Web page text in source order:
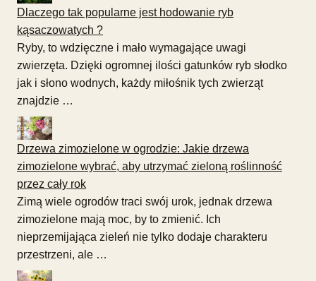
Dlaczego tak popularne jest hodowanie ryb
kąsaczowatych ?
Ryby, to wdzięczne i mało wymagające uwagi
zwierzęta. Dzięki ogromnej ilości gatunków ryb słodko
jak i słono wodnych, każdy miłośnik tych zwierząt
znajdzie …
Drzewa zimozielone w ogrodzie: Jakie drzewa
zimozielone wybrać, aby utrzymać zieloną roślinność
przez cały rok
Zimą wiele ogrodów traci swój urok, jednak drzewa
zimozielone mają moc, by to zmienić. Ich
nieprzemijająca zieleń nie tylko dodaje charakteru
przestrzeni, ale …